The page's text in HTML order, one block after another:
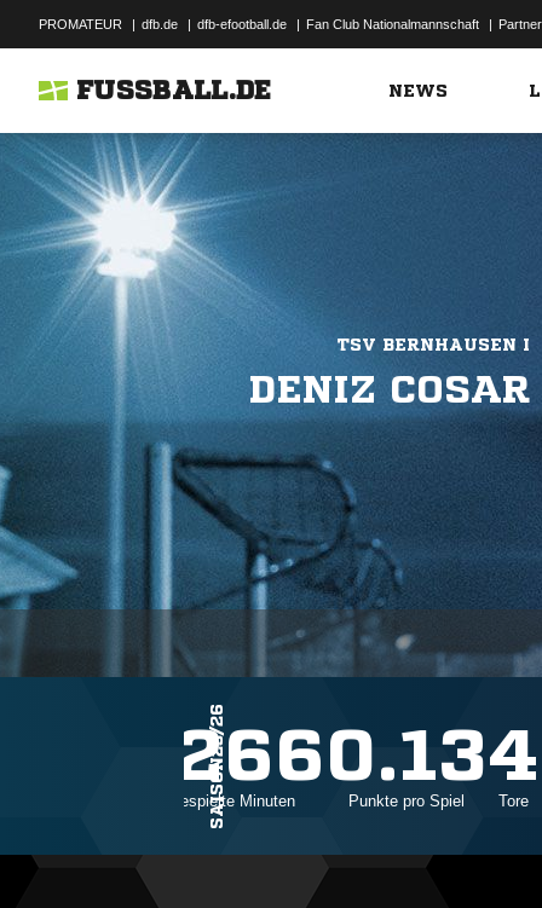
PROMATEUR | dfb.de | dfb-efootball.de | Fan Club Nationalmannschaft | Partner
FUSSBALL.DE NEWS
TSV BERNHAUSEN I
DENIZ COSAR
SAISON25/26
1266
Gespielte Minuten
0.13
Punkte pro Spiel
4
Tore